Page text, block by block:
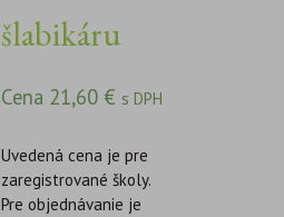
šlabikáru
Cena 21,60 € s DPH
Uvedená cena je pre
zaregistrované školy.
Pre objednávanie je